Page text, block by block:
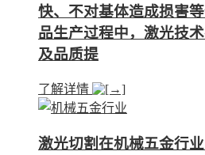
快、不对基体造成损害
品生产过程中，激光技
及品质提
了解详情
激光切割在机械五金行